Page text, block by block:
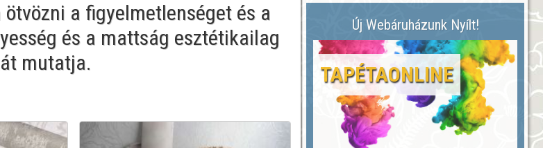
ötvözni a figyelmetlenséget és a
és a mattság esztétikailag
mutatja.
Új Webáruházunk Nyílt!
TAPÉTAONLINE